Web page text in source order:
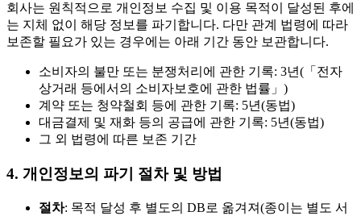
회사는 원칙적으로 개인정보 수집 및 이용 목적이 달성된 후에
는 지체 없이 해당 정보를 파기합니다. 다만 관계 법령에 따라
보존할 필요가 있는 경우에는 아래 기간 동안 보관합니다.
소비자의 불만 또는 분쟁처리에 관한 기록: 3년(「전자
상거래 등에서의 소비자보호에 관한 법률」)
계약 또는 청약철회 등에 관한 기록: 5년(동법)
대금결제 및 재화 등의 공급에 관한 기록: 5년(동법)
그 외 법령에 따른 보존 기간
4. 개인정보의 파기 절차 및 방법
절차: 목적 달성 후 별도의 DB로 옮겨져(종이는 별도 서